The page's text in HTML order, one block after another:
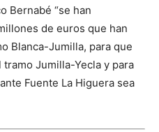
Bernabé “se han
de euros que han
Blanca-Jumilla, para que
Jumilla-Yecla y para
Fuente La Higuera sea